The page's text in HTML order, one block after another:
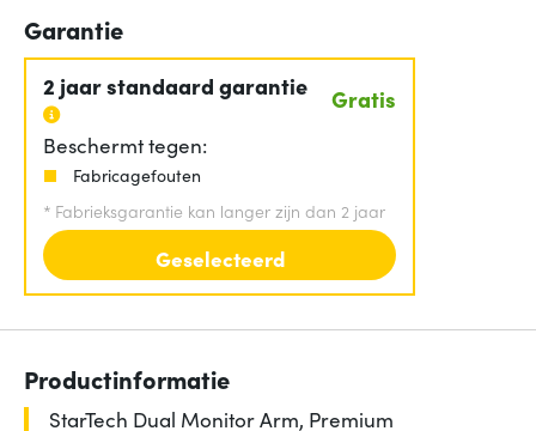
Garantie
2 jaar standaard garantie Gratis
Beschermt tegen:
Fabricagefouten
* Fabrieksgarantie kan langer zijn dan 2 jaar
Geselecteerd
Productinformatie
StarTech Dual Monitor Arm, Premium